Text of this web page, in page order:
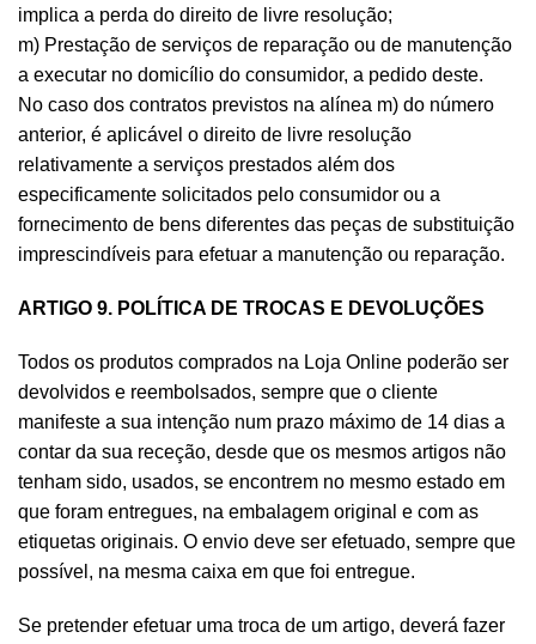
implica a perda do direito de livre resolução;
m) Prestação de serviços de reparação ou de manutenção
a executar no domicílio do consumidor, a pedido deste.
No caso dos contratos previstos na alínea m) do número
anterior, é aplicável o direito de livre resolução
relativamente a serviços prestados além dos
especificamente solicitados pelo consumidor ou a
fornecimento de bens diferentes das peças de substituição
imprescindíveis para efetuar a manutenção ou reparação.
ARTIGO 9. POLÍTICA DE TROCAS E DEVOLUÇÕES
Todos os produtos comprados na Loja Online poderão ser
devolvidos e reembolsados, sempre que o cliente
manifeste a sua intenção num prazo máximo de 14 dias a
contar da sua receção, desde que os mesmos artigos não
tenham sido, usados, se encontrem no mesmo estado em
que foram entregues, na embalagem original e com as
etiquetas originais. O envio deve ser efetuado, sempre que
possível, na mesma caixa em que foi entregue.
Se pretender efetuar uma troca de um artigo, deverá fazer